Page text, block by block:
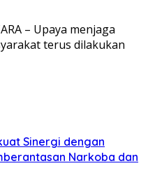
– Upaya menjaga
terus dilakukan
Sinergi dengan
Narkoba dan